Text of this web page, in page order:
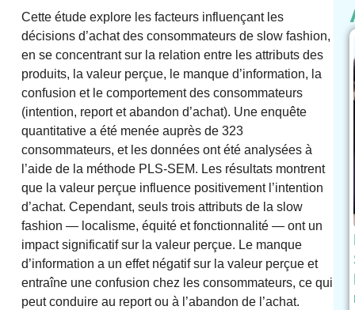
Cette étude explore les facteurs influençant les
décisions d’achat des consommateurs de slow fashion,
en se concentrant sur la relation entre les attributs des
produits, la valeur perçue, le manque d’information, la
confusion et le comportement des consommateurs
(intention, report et abandon d’achat). Une enquête
quantitative a été menée auprès de 323
consommateurs, et les données ont été analysées à
l’aide de la méthode PLS-SEM. Les résultats montrent
que la valeur perçue influence positivement l’intention
d’achat. Cependant, seuls trois attributs de la slow
fashion — localisme, équité et fonctionnalité — ont un
impact significatif sur la valeur perçue. Le manque
d’information a un effet négatif sur la valeur perçue et
entraîne une confusion chez les consommateurs, ce qui
peut conduire au report ou à l’abandon de l’achat.